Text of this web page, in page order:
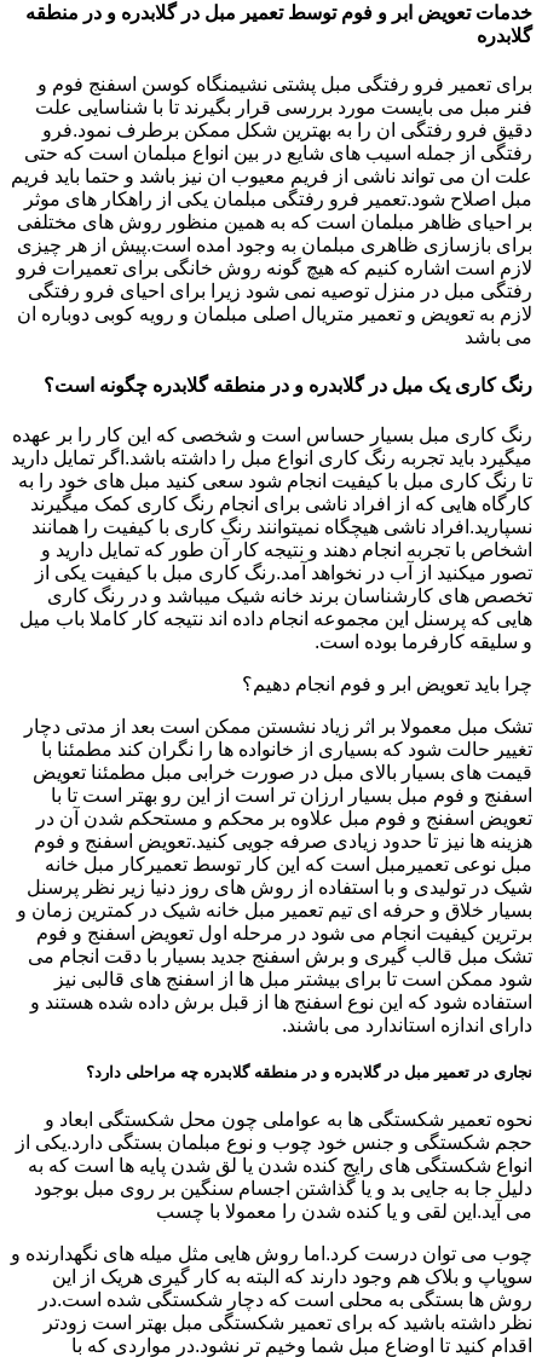
خدمات تعویض ابر و فوم توسط تعمیر مبل در گلابدره و در منطقه
گلابدره
برای تعمیر فرو رفتگی مبل پشتی نشیمنگاه کوسن اسفنج فوم و
فنر مبل می بایست مورد بررسی قرار بگیرند تا با شناسایی علت
دقیق فرو رفتگی ان را به بهترین شکل ممکن برطرف نمود.فرو
رفتگی از جمله اسیب های شایع در بین انواع مبلمان است که حتی
علت ان می تواند ناشی از فریم معیوب ان نیز باشد و حتما باید فریم
مبل اصلاح شود.تعمیر فرو رفتگی مبلمان یکی از راهکار های موثر
بر احیای ظاهر مبلمان است که به همین منظور روش های مختلفی
برای بازسازی ظاهری مبلمان به وجود امده است.پیش از هر چیزی
لازم است اشاره کنیم که هیچ گونه روش خانگی برای تعمیرات فرو
رفتگی مبل در منزل توصیه نمی شود زیرا برای احیای فرو رفتگی
لازم به تعویض و تعمیر متریال اصلی مبلمان و رویه کوبی دوباره ان
می باشد
رنگ کاری یک مبل در گلابدره و در منطقه گلابدره چگونه است؟
رنگ کاری مبل بسیار حساس است و شخصی که این کار را بر عهده
میگیرد باید تجربه رنگ کاری انواع مبل را داشته باشد.اگر تمایل دارید
تا رنگ کاری مبل با کیفیت انجام شود سعی کنید مبل های خود را به
کارگاه هایی که از افراد ناشی برای انجام رنگ کاری کمک میگیرند
نسپارید.افراد ناشی هیچگاه نمیتوانند رنگ کاری با کیفیت را همانند
اشخاص با تجربه انجام دهند و نتیجه کار آن طور که تمایل دارید و
تصور میکنید از آب در نخواهد آمد.رنگ کاری مبل با کیفیت یکی از
تخصص های کارشناسان برند خانه شیک میباشد و در رنگ کاری
هایی که پرسنل این مجموعه انجام داده اند نتیجه کار کاملا باب میل
و سلیقه کارفرما بوده است.
چرا باید تعویض ابر و فوم انجام دهیم؟
تشک مبل معمولا بر اثر زیاد نشستن ممکن است بعد از مدتی دچار
تغییر حالت شود که بسیاری از خانواده ها را نگران کند مطمئنا با
قیمت های بسیار بالای مبل در صورت خرابی مبل مطمئنا تعویض
اسفنج و فوم مبل بسیار ارزان تر است از این رو بهتر است تا با
تعویض اسفنج و فوم مبل علاوه بر محکم و مستحکم شدن آن در
هزینه ها نیز تا حدود زیادی صرفه جویی کنید.تعویض اسفنج و فوم
مبل نوعی تعمیرمبل است که این کار توسط تعمیرکار مبل خانه
شیک در تولیدی و با استفاده از روش های روز دنیا زیر نظر پرسنل
بسیار خلاق و حرفه ای تیم تعمیر مبل خانه شیک در کمترین زمان و
برترین کیفیت انجام می شود در مرحله اول تعویض اسفنج و فوم
تشک مبل قالب گیری و برش اسفنج جدید بسیار با دقت انجام می
شود ممکن است تا برای بیشتر مبل ها از اسفنج های قالبی نیز
استفاده شود که این نوع اسفنج ها از قبل برش داده شده هستند و
دارای اندازه استاندارد می باشند.
نجاری در تعمیر مبل در گلابدره و در منطقه گلابدره چه مراحلی دارد؟
نحوه تعمیر شکستگی ها به عواملی چون محل شکستگی ابعاد و
حجم شکستگی و جنس خود چوب و نوع مبلمان بستگی دارد.یکی از
انواع شکستگی های رایج کنده شدن یا لق شدن پایه ها است که به
دلیل جا به جایی بد و یا گذاشتن اجسام سنگین بر روی مبل بوجود
می آید.این لقی و یا کنده شدن را معمولا با چسب
چوب می توان درست کرد.اما روش هایی مثل میله های نگهدارنده و
سوپاپ و بلاک هم وجود دارند که البته به کار گیری هریک از این
روش ها بستگی به محلی است که دچار شکستگی شده است.در
نظر داشته باشید که برای تعمیر شکستگی مبل بهتر است زودتر
اقدام کنید تا اوضاع مبل شما وخیم تر نشود.در مواردی که با